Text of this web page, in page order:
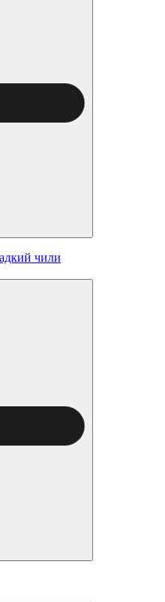
чили